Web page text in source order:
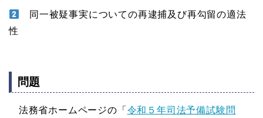
同一被疑事実についての再逮捕及び再勾留の適法
性
問題
法務省ホームページの「 令和５年司法予備試験問